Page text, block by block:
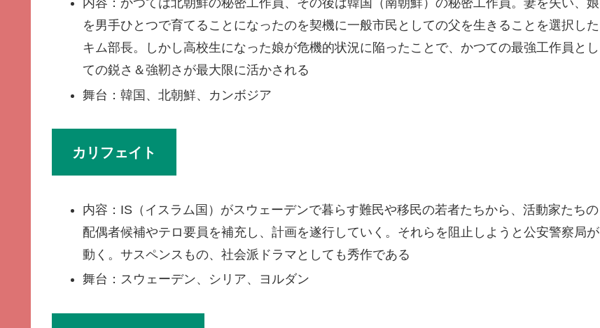
内容：かつては北朝鮮の秘密工作員、その後は韓国（南朝鮮）の秘密工作員。妻を失い、娘
を男手ひとつで育てることになったのを契機に一般市民としての父を生きることを選択した
キム部長。しかし高校生になった娘が危機的状況に陥ったことで、かつての最強工作員とし
ての鋭さ＆強靭さが最大限に活かされる
舞台：韓国、北朝鮮、カンボジア
カリフェイト
内容：IS（イスラム国）がスウェーデンで暮らす難民や移民の若者たちから、活動家たちの
配偶者候補やテロ要員を補充し、計画を遂行していく。それらを阻止しようと公安警察局が
動く。サスペンスもの、社会派ドラマとしても秀作である
舞台：スウェーデン、シリア、ヨルダン